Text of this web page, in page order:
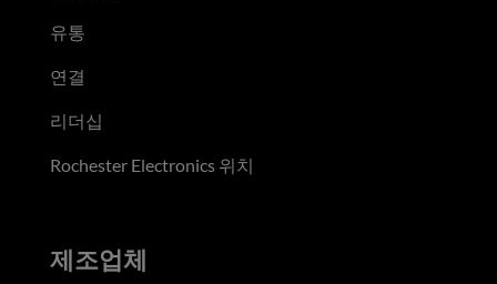
유통
연결
리더십
Rochester Electronics 위치
제조업체